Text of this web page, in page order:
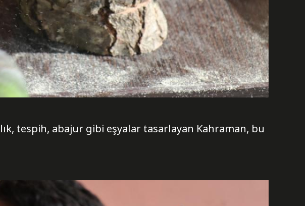
tespih, abajur gibi eşyalar tasarlayan Kahraman, bu